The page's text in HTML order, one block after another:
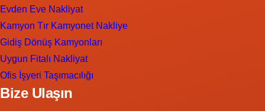
Evden Eve Nakliyat
Kamyon Tır Kamyonet Nakliye
Gidiş Dönüş Kamyonları
Uygun Fitalı Nakliyat
Ofis İşyeri Taşımacılığı
Bize Ulaşın